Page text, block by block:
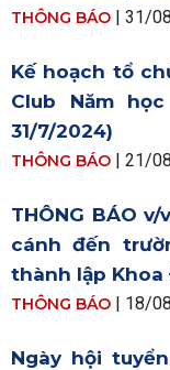
THÔNG BÁO | 31/
Kế hoạch tổ
Club Năm
31/7/2024)
THÔNG BÁO | 21/
THÔNG BÁO
cánh đến
thành lập
THÔNG BÁO | 18/
Ngày hội